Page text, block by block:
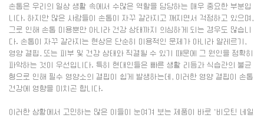
손톱은 우리의 일상 생활 속에서 수많은 역할을 담당하는 매우 중요한 부분입
니다. 하지만 많은 사람들이 손톱이 자꾸 갈라지고 깨지면서 걱정하고 있으며,
그로 인해 손톱 미용뿐만 아니라 건강 상태까지 의심하게 되는 경우도 많습니
다. 손톱이 자꾸 갈라지는 현상은 단순히 미용적인 문제가 아니라 알레르기,
영양 결핍, 또는 피부 및 건강 상태와 직결될 수 있기 때문에 그 원인을 정확히
파악하는 것이 우선입니다. 특히 현대인들은 빠른 생활 리듬과 식습관의 불균
형으로 인해 필수 영양소의 결핍이 쉽게 발생하는데, 이러한 영양 결핍이 손톱
건강에 영향을 미치곤 합니다.
이러한 상황에서 고민하는 많은 이들이 눈여겨 보는 제품이 바로 ‘비오틴 네일